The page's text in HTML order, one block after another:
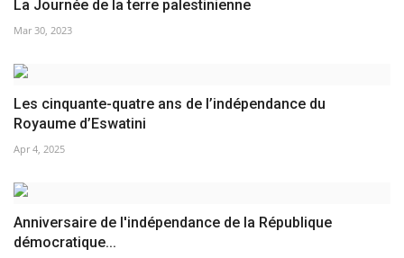
La Journée de la terre palestinienne
Mar 30, 2023
Les cinquante-quatre ans de l’indépendance du
Royaume d’Eswatini
Apr 4, 2025
Anniversaire de l'indépendance de la République
démocratique...